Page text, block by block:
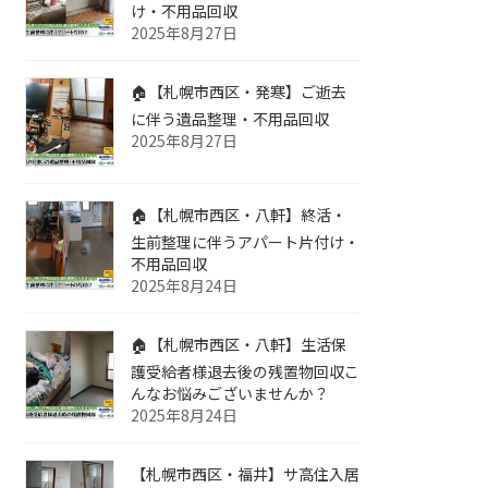
け・不用品回収
2025年8月27日
🏠【札幌市西区・発寒】ご逝去
に伴う遺品整理・不用品回収
2025年8月27日
🏠【札幌市西区・八軒】終活・
生前整理に伴うアパート片付け・
不用品回収
2025年8月24日
🏠【札幌市西区・八軒】生活保
護受給者様退去後の残置物回収こ
んなお悩みございませんか？
2025年8月24日
【札幌市西区・福井】サ高住入居